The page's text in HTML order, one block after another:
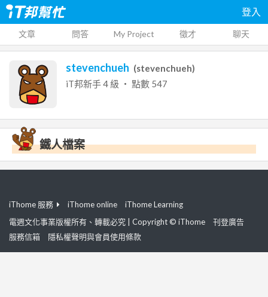
登入
文章 問答 My Project 徵才 聊天
stevenchueh (stevenchueh)
iT邦新手4 級 ‧ 點數 547
鐵人檔案
iThome 服務 iThome online
iThome Learning
電週文化事業版權所有、轉載必究 | Copyright © iThome
刊登廣告
服務信箱
隱私權聲明與會員使用條款